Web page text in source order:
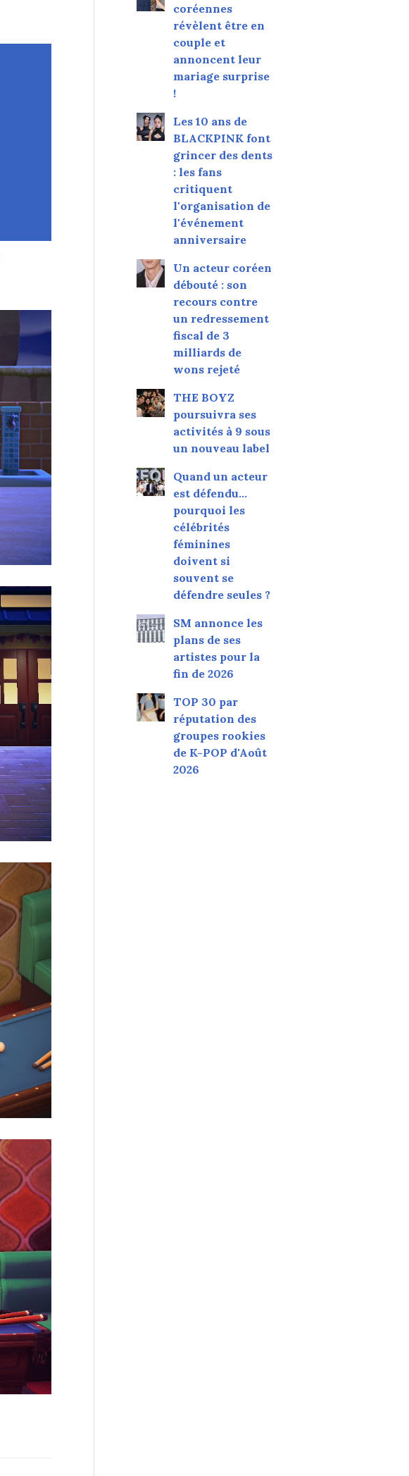
coréennes
révèlent être en
couple et
annoncent leur
mariage surprise
!
Les 10 ans de
BLACKPINK font
grincer des dents
: les fans
critiquent
l'organisation de
l'événement
anniversaire
Un acteur coréen
débouté : son
recours contre
un redressement
fiscal de 3
milliards de
wons rejeté
THE BOYZ
poursuivra ses
activités à 9 sous
un nouveau label
Quand un acteur
est défendu…
pourquoi les
célébrités
féminines
doivent si
souvent se
défendre seules ?
SM annonce les
plans de ses
artistes pour la
fin de 2026
TOP 30 par
réputation des
groupes rookies
de K-POP d'Août
2026